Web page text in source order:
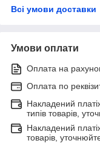
Всі умови доставки
Умови оплати
Оплата на
Оплата по
Накладений
типів товарів,
Накладений
товарів,